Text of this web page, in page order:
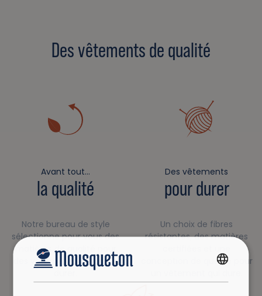
Des vêtements de qualité
Avant tout…
la qualité
Notre bureau de style
sélectionne pour vous des
matières de qualité pour
des vêtements faits pour
Des vêtements
pour durer
Un choix de fibres
résistantes, des matières
conception de qualité pour